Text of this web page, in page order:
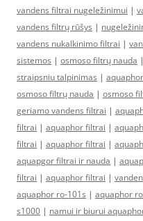
vandens filtrai nugeležinimui |
vandens filtrų rūšys |
vandens nukalkinimo filtrai |
sistemos | osmoso filtrų nauda |
straipsniu talpinimas |
osmoso filtrų nauda | osmoso
geriamo vandens filtrai |
filtrai | aquaphor filtrai |
filtrai | aquaphor filtrai |
aquapgor filtrai ir nauda |
filtrai | aquaphor filtrai |
aquaphor ro-101s | aquaphor
s1000 | namui ir biurui